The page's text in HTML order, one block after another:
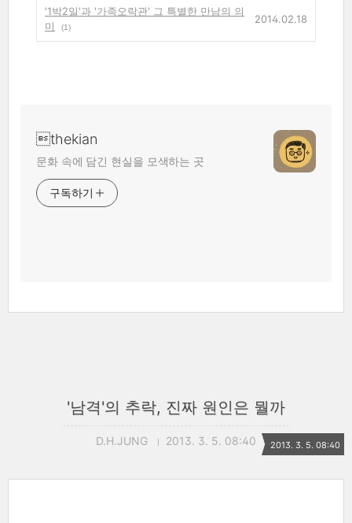
'1박2일'과 '가족오락관' 그 특별한 만남의 의
미
(1)
2014.02.18
thekian
문화 속에 담긴 현실을 모색하는 곳
구독하기
'남격'의 추락, 진짜 원인은 뭘까
D.H.JUNG 2013. 3. 5. 08:40 2013. 3. 5. 08:40